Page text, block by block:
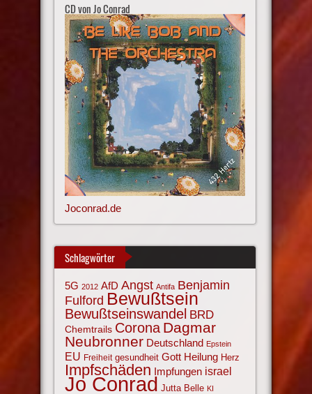
CD von Jo Conrad
Joconrad.de
Schlagwörter
5G 2012 AfD Angst Antifa Benjamin
Fulford Bewußtsein
Bewußtseinswandel BRD
Chemtrails Corona Dagmar
Neubronner Deutschland Epstein
EU Freiheit gesundheit Gott Heilung Herz
Impfschäden Impfungen israel
Jo Conrad Jutta Belle KI